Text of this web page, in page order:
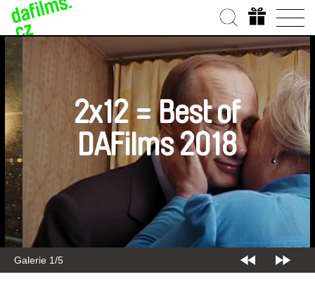
Galerie 2/5
2x12 = Best of
DAFilms 2018